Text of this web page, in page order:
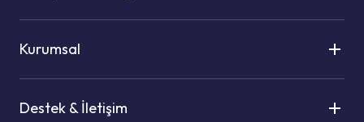
Kurumsal
Destek & İletişim